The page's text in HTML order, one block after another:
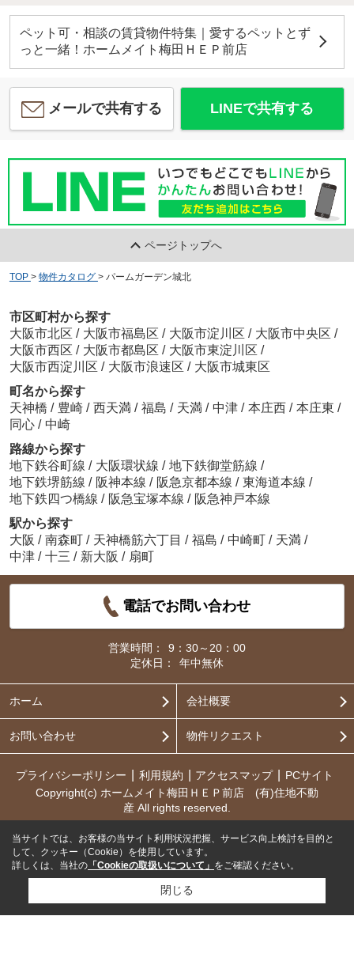
ペット可・相談の賃貸物件特集｜愛するペットとず
っと一緒！ホームメイト梅田ＨＥＰ前店
メールで共有する LINEで共有する
ページトップへ
TOP > 物件カタログ > パームガーデン城北
市区町村から探す
大阪市北区 / 大阪市福島区 / 大阪市淀川区 / 大阪市中央区 /
大阪市西区 / 大阪市都島区 / 大阪市東淀川区 /
大阪市西淀川区 / 大阪市浪速区 / 大阪市城東区
町名から探す
天神橋 / 豊崎 / 西天満 / 福島 / 天満 / 中津 / 本庄西 / 本庄東 /
同心 / 中崎
路線から探す
地下鉄谷町線 / 大阪環状線 / 地下鉄御堂筋線 /
地下鉄堺筋線 / 阪神本線 / 阪急京都本線 / 東海道本線 /
地下鉄四つ橋線 / 阪急宝塚本線 / 阪急神戸本線
駅から探す
大阪 / 南森町 / 天神橋筋六丁目 / 福島 / 中崎町 / 天満 /
中津 / 十三 / 新大阪 / 扇町
電話でお問い合わせ
営業時間：
9：30～20：00
定休日：
年中無休
ホーム 会社概要
お問い合わせ 物件リクエスト
プライバシーポリシー 利用規約 アクセスマップ
PCサイト
Copyright(c) ホームメイト梅田ＨＥＰ前店 (有)住地不動
産 All rights reserved.
当サイトでは、お客様の当サイト利用状況把握、サービス向上検討を目的と
して、クッキー（Cookie）を使用しています。
詳しくは、当社の 「Cookieの取扱いについて」 をご確認ください。
閉じる